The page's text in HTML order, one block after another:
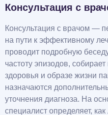
Консультация с
Консультация с врачом —
на пути к эффективному
проводит подробную
частоту эпизодов,
здоровья и образе жизни
назначаются
уточнения диагноза. На
специалист определяет,